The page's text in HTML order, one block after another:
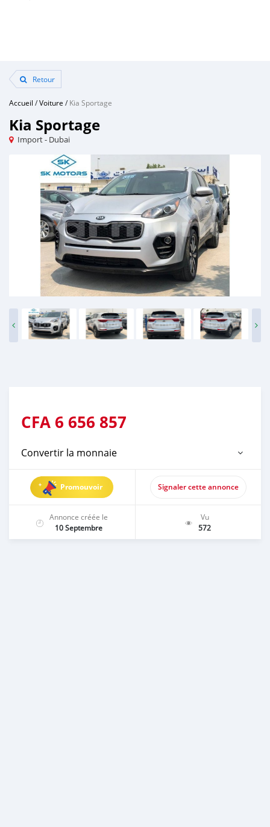
Retour
Accueil /Voiture /Kia Sportage
Kia Sportage
Import - Dubai
CFA 6 656 857
Convertir la monnaie
Promouvoir Signaler cette annonce
Annonce créée le
10 Septembre
Vu
572